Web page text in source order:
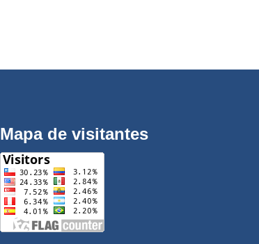
Mapa de visitantes